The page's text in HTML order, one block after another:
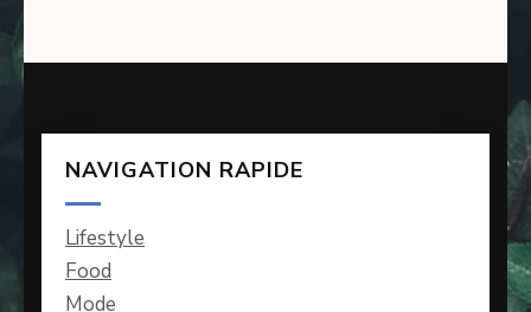
NAVIGATION RAPIDE
Lifestyle
Food
Mode